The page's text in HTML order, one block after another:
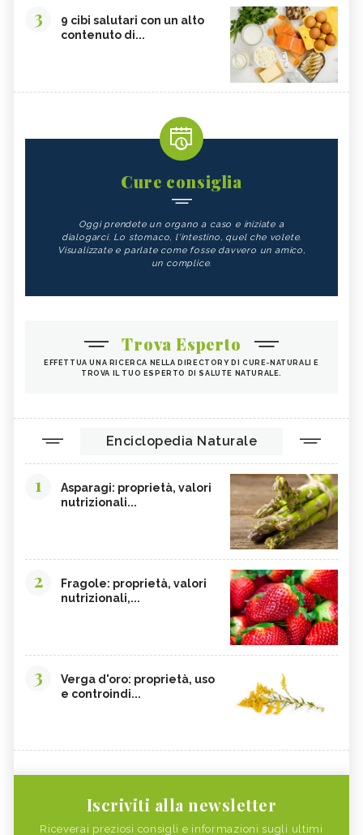
3
9 cibi salutari con un alto
contenuto di...
Cure consiglia
Oggi prendete un organo a caso e iniziate a
dialogarci. Lo stomaco, l'intestino, quel che volete.
Visualizzate e parlate come fosse davvero un amico,
un complice.
Trova Esperto
EFFETTUA UNA RICERCA NELLA DIRECTORY DI CURE-NATURALI E
TROVA IL TUO ESPERTO DI SALUTE NATURALE.
Enciclopedia Naturale
1
Asparagi: proprietà, valori
nutrizionali...
2
Fragole: proprietà, valori
nutrizionali,...
3
Verga d'oro: proprietà, uso
e controindi...
Iscriviti alla newsletter
Riceverai preziosi consigli e informazioni sugli ultimi